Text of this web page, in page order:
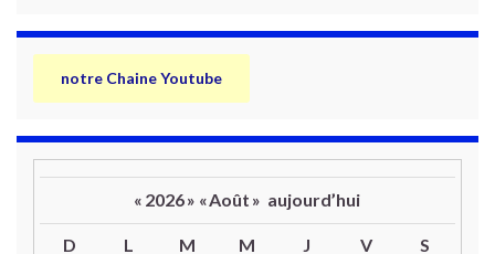
notre Chaine Youtube
« 2026» «Août » aujourd’hui
D L M M J V S